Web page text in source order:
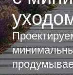
минимальным
продумываем
и инженерные
долго